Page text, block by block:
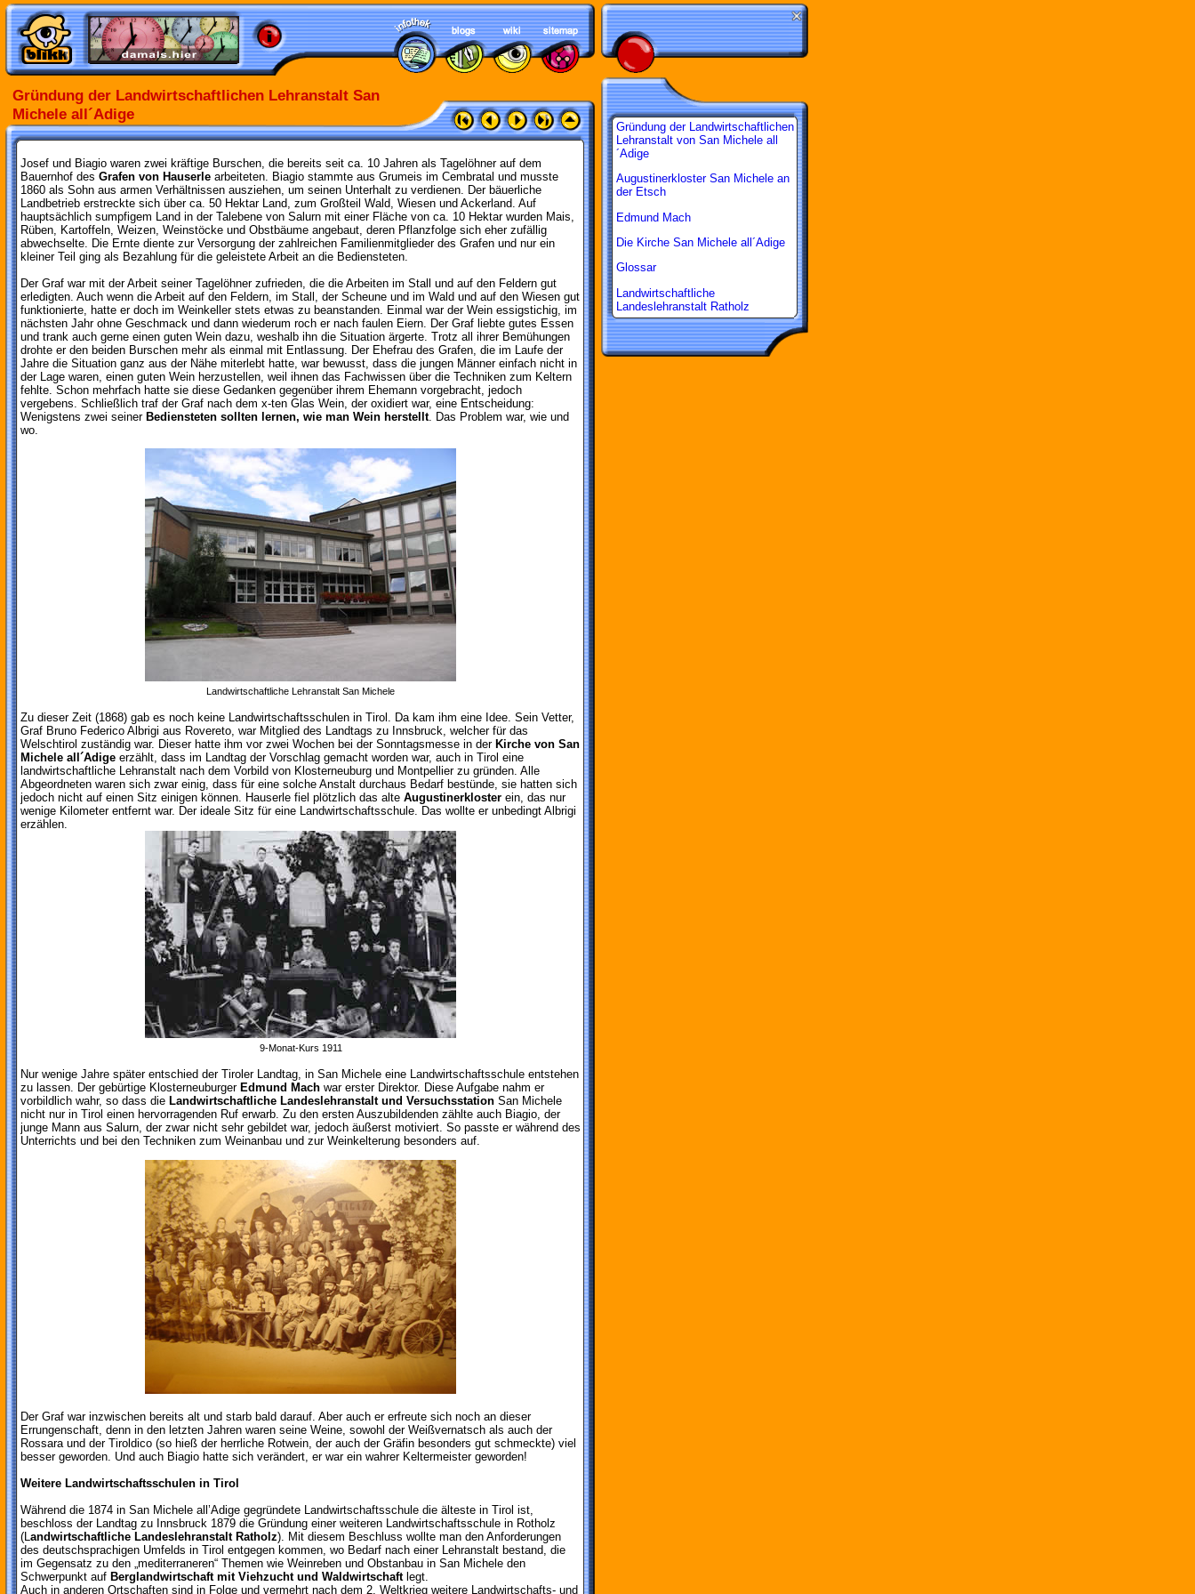
Gründung der Landwirtschaftlichen Lehranstalt San
Michele all´Adige
Josef und Biagio waren zwei kräftige Burschen, die bereits seit ca. 10 Jahren als Tagelöhner auf dem
Bauernhof des Grafen von Hauserle arbeiteten. Biagio stammte aus Grumeis im Cembratal und musste
1860 als Sohn aus armen Verhältnissen ausziehen, um seinen Unterhalt zu verdienen. Der bäuerliche
Landbetrieb erstreckte sich über ca. 50 Hektar Land, zum Großteil Wald, Wiesen und Ackerland. Auf
hauptsächlich sumpfigem Land in der Talebene von Salurn mit einer Fläche von ca. 10 Hektar wurden Mais,
Rüben, Kartoffeln, Weizen, Weinstöcke und Obstbäume angebaut, deren Pflanzfolge sich eher zufällig
abwechselte. Die Ernte diente zur Versorgung der zahlreichen Familienmitglieder des Grafen und nur ein
kleiner Teil ging als Bezahlung für die geleistete Arbeit an die Bediensteten.
Der Graf war mit der Arbeit seiner Tagelöhner zufrieden, die die Arbeiten im Stall und auf den Feldern gut
erledigten. Auch wenn die Arbeit auf den Feldern, im Stall, der Scheune und im Wald und auf den Wiesen gut
funktionierte, hatte er doch im Weinkeller stets etwas zu beanstanden. Einmal war der Wein essigstichig, im
nächsten Jahr ohne Geschmack und dann wiederum roch er nach faulen Eiern. Der Graf liebte gutes Essen
und trank auch gerne einen guten Wein dazu, weshalb ihn die Situation ärgerte. Trotz all ihrer Bemühungen
drohte er den beiden Burschen mehr als einmal mit Entlassung. Der Ehefrau des Grafen, die im Laufe der
Jahre die Situation ganz aus der Nähe miterlebt hatte, war bewusst, dass die jungen Männer einfach nicht in
der Lage waren, einen guten Wein herzustellen, weil ihnen das Fachwissen über die Techniken zum Keltern
fehlte. Schon mehrfach hatte sie diese Gedanken gegenüber ihrem Ehemann vorgebracht, jedoch
vergebens. Schließlich traf der Graf nach dem x-ten Glas Wein, der oxidiert war, eine Entscheidung:
Wenigstens zwei seiner Bediensteten sollten lernen, wie man Wein herstellt. Das Problem war, wie und
wo.
Landwirtschaftliche Lehranstalt San Michele
Zu dieser Zeit (1868) gab es noch keine Landwirtschaftsschulen in Tirol. Da kam ihm eine Idee. Sein Vetter,
Graf Bruno Federico Albrigi aus Rovereto, war Mitglied des Landtags zu Innsbruck, welcher für das
Welschtirol zuständig war. Dieser hatte ihm vor zwei Wochen bei der Sonntagsmesse in der Kirche von San
Michele all´Adige erzählt, dass im Landtag der Vorschlag gemacht worden war, auch in Tirol eine
landwirtschaftliche Lehranstalt nach dem Vorbild von Klosterneuburg und Montpellier zu gründen. Alle
Abgeordneten waren sich zwar einig, dass für eine solche Anstalt durchaus Bedarf bestünde, sie hatten sich
jedoch nicht auf einen Sitz einigen können. Hauserle fiel plötzlich das alte Augustinerkloster ein, das nur
wenige Kilometer entfernt war. Der ideale Sitz für eine Landwirtschaftsschule. Das wollte er unbedingt Albrigi
erzählen.
9-Monat-Kurs 1911
Nur wenige Jahre später entschied der Tiroler Landtag, in San Michele eine Landwirtschaftsschule entstehen
zu lassen. Der gebürtige Klosterneuburger Edmund Mach war erster Direktor. Diese Aufgabe nahm er
vorbildlich wahr, so dass die Landwirtschaftliche Landeslehranstalt und Versuchsstation San Michele
nicht nur in Tirol einen hervorragenden Ruf erwarb. Zu den ersten Auszubildenden zählte auch Biagio, der
junge Mann aus Salurn, der zwar nicht sehr gebildet war, jedoch äußerst motiviert. So passte er während des
Unterrichts und bei den Techniken zum Weinanbau und zur Weinkelterung besonders auf.
Der Graf war inzwischen bereits alt und starb bald darauf. Aber auch er erfreute sich noch an dieser
Errungenschaft, denn in den letzten Jahren waren seine Weine, sowohl der Weißvernatsch als auch der
Rossara und der Tiroldico (so hieß der herrliche Rotwein, der auch der Gräfin besonders gut schmeckte) viel
besser geworden. Und auch Biagio hatte sich verändert, er war ein wahrer Keltermeister geworden!
Weitere Landwirtschaftsschulen in Tirol
Während die 1874 in San Michele all’Adige gegründete Landwirtschaftsschule die älteste in Tirol ist,
beschloss der Landtag zu Innsbruck 1879 die Gründung einer weiteren Landwirtschaftsschule in Rotholz
(L andwirtschaftliche Landeslehranstalt Ratholz). Mit diesem Beschluss wollte man den Anforderungen
des deutschsprachigen Umfelds in Tirol entgegen kommen, wo Bedarf nach einer Lehranstalt bestand, die
im Gegensatz zu den „mediterraneren“ Themen wie Weinreben und Obstanbau in San Michele den
Schwerpunkt auf Berglandwirtschaft mit Viehzucht und Waldwirtschaftlegt.
Auch in anderen Ortschaften sind in Folge und vermehrt nach dem 2. Weltkrieg weitere Landwirtschafts- und
Gründung der Landwirtschaftlichen
Lehranstalt von San Michele all
´Adige
Augustinerkloster San Michele an
der Etsch
Edmund Mach
Die Kirche San Michele all´Adige
Glossar
Landwirtschaftliche
Landeslehranstalt Ratholz